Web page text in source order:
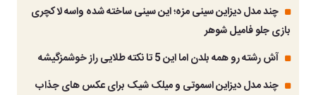
چند مدل دیزاین سینی مزه؛ این سینی ساخته شده واسه لاکچری
بازی جلو فامیل شوهر
آش رشته رو همه بلدن اما این 5 تا نکته طلایی راز خوشمزگیشه
چند مدل دیزاین اسموتی و میلک شیک برای عکس های جذاب